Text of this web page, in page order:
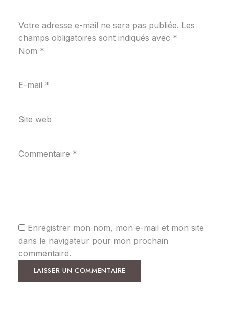
Votre adresse e-mail ne sera pas publiée. Les
champs obligatoires sont indiqués avec *
Nom *
E-mail *
Site web
Commentaire *
Enregistrer mon nom, mon e-mail et mon site
dans le navigateur pour mon prochain
commentaire.